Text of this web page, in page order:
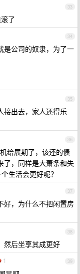
33
了
34
是公司的奴隶，为了一
35
接出去，家人还得乐
36
给展期了，该还的债
了，同样是大萧条和失
生活会更好呢？
37
好，为什么不把闲置房
38
然后坐享其成更好
39
1